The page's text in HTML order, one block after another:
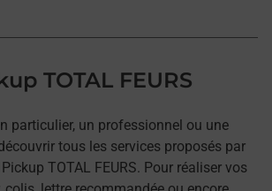
TOTAL FEURS
particulier, un professionnel ou une
tous les services proposés par
TOTAL FEURS. Pour réaliser vos